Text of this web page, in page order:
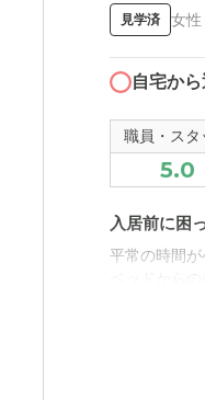
職員・スタ
外観・内装
設備は最新
介護医療サ
わかりやす
コストパフ
見学済 女
自宅か
職員・スタ
5.0
入居前に困
平常の時間
入居者の平